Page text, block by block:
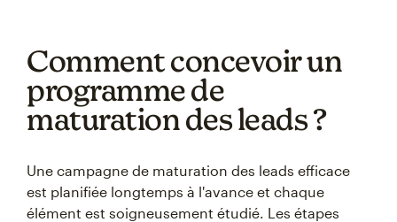
Comment concevoir un
programme de
maturation des leads ?
Une campagne de maturation des leads efficace
est planifiée longtemps à l'avance et chaque
élément est soigneusement étudié. Les étapes